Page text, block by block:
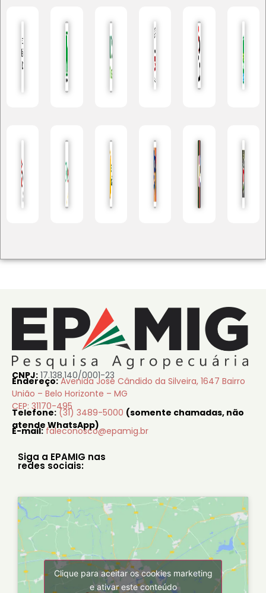
CNPJ: 17.138.140/0001-23
Endereço: Avenida José Cândido da Silveira, 1647 Bairro
União – Belo Horizonte – MG
CEP: 31170-495
Telefone: (31) 3489-5000 (somente chamadas, não
atende WhatsApp)
E-mail: faleconosco@epamig.br
Siga a EPAMIG nas
redes sociais:
Clique para aceitar os cookies marketing
e ativar este conteúdo